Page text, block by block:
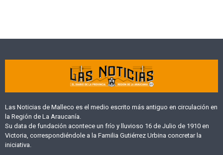
Las Noticias de Malleco es el medio escrito más antiguo en circulación en
la Región de La Araucanía.
Su data de fundación acontece un frío y lluvioso 16 de Julio de 1910 en
Victoria, correspondiéndole a la Familia Gutiérrez Urbina concretar la
iniciativa.